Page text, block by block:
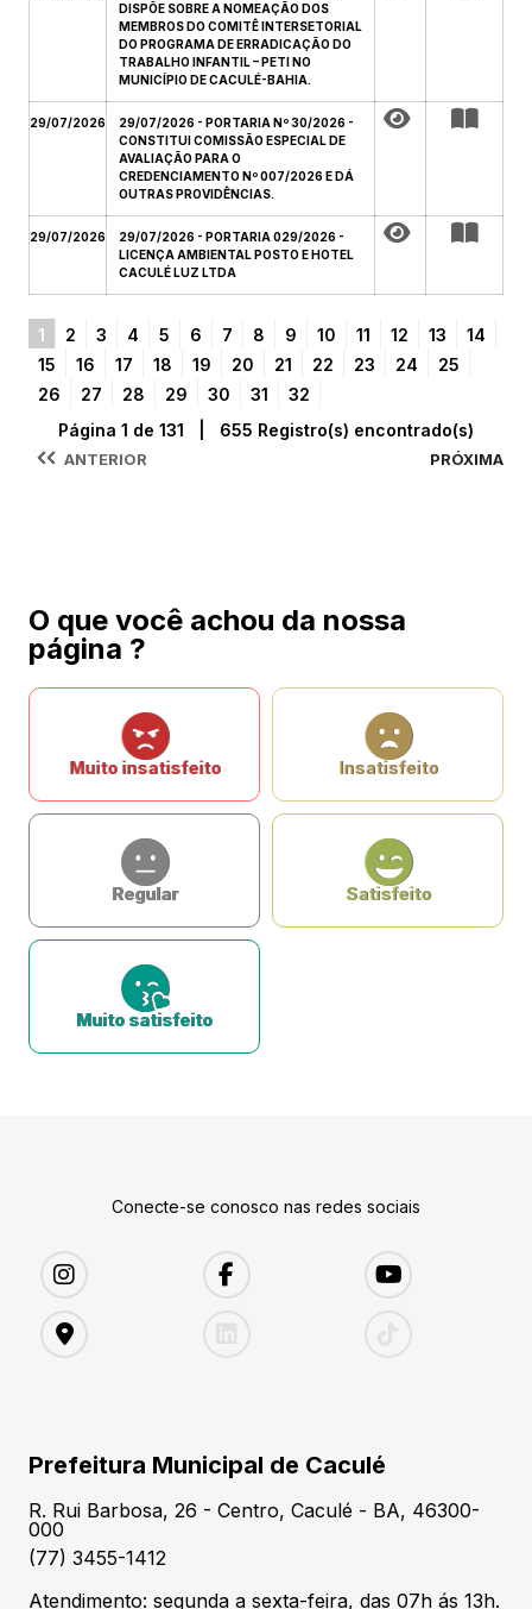
DISPÕE SOBRE A NOMEAÇÃO DOS
MEMBROS DO COMITÊ INTERSETORIAL
DO PROGRAMA DE ERRADICAÇÃO DO
TRABALHO INFANTIL – PETI NO
MUNICÍPIO DE CACULÉ-BAHIA.
29/07/2026
29/07/2026 - PORTARIA Nº 30/2026 -
CONSTITUI COMISSÃO ESPECIAL DE
AVALIAÇÃO PARA O
CREDENCIAMENTO Nº 007/2026 E DÁ
OUTRAS PROVIDÊNCIAS.
29/07/2026
29/07/2026 - PORTARIA 029/2026 -
LICENÇA AMBIENTAL POSTO E HOTEL
CACULÉ LUZ LTDA
1 2 3 4 5 6 7 8 9 10 11 12 13
14
15
16 17 18 19 20 21 22 23 24
25
26
27 28 29 30 31 32
ANTERIOR
Página 1 de 131 | 655 Registro(s) encontrado(s)
PRÓXIMA
O que você achou da nossa
página ?
Muito insatisfeito Insatisfeito
Regular Satisfeito
Muito satisfeito
Conecte-se conosco nas redes sociais
Prefeitura Municipal de Caculé
R. Rui Barbosa, 26 - Centro, Caculé - BA, 46300-
000
(77) 3455-1412
Atendimento: segunda a sexta-feira, das 07h ás 13h.